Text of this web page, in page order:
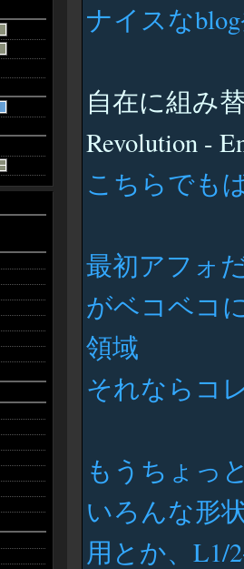
ナイスな
自在に組み
Revolution -
こちらでも
最初アフォ
がベコベコ
領域
それならコ
もうちょっ
いろんな形
用とか、L1/